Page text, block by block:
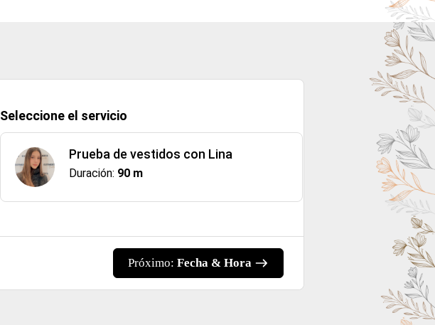
Seleccione el servicio
Prueba de vestidos con Lina
Duración: 90 m
Próximo: Fecha & Hora